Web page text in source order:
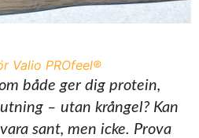
Valio PROfeel®
både ger dig protein,
– utan krångel? Kan
sant, men icke. Prova